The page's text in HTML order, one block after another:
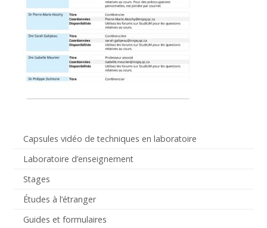
Capsules vidéo de techniques en laboratoire
Laboratoire d’enseignement
Stages
Études à l’étranger
Guides et formulaires